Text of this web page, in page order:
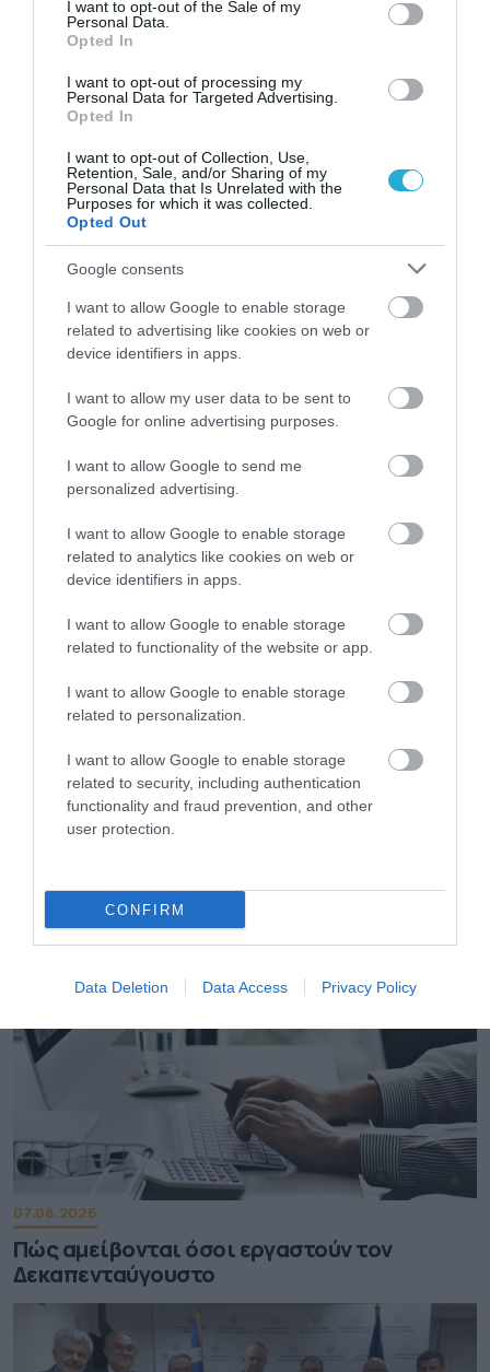
I want to opt-out of the Sale of my
Personal Data.
Opted In
I want to opt-out of processing my
Personal Data for Targeted Advertising.
Opted In
I want to opt-out of Collection, Use,
Retention, Sale, and/or Sharing of my
Personal Data that Is Unrelated with the
Purposes for which it was collected.
Opted Out
Google consents
I want to allow Google to enable storage
related to advertising like cookies on web or
device identifiers in apps.
I want to allow my user data to be sent to
Google for online advertising purposes.
I want to allow Google to send me
personalized advertising.
I want to allow Google to enable storage
related to analytics like cookies on web or
device identifiers in apps.
I want to allow Google to enable storage
related to functionality of the website or app.
I want to allow Google to enable storage
related to personalization.
I want to allow Google to enable storage
related to security, including authentication
functionality and fraud prevention, and other
user protection.
CONFIRM
Data Deletion Data Access Privacy Policy
TAGS: COVID-19
07.08.2026
Πληθωρισμός: Μειώθηκε τον Ιούλιο στο
3,4% – «Καίνε» οι τιμές στα κρέατα
07.08.2026
Αυγούστου – Πώς θα ενεργοποιείται
07.08.2026
Πώς αμείβονται όσοι εργαστούν τον
Δεκαπενταύγουστο